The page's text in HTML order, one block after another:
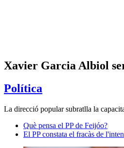
Xavier Garcia Albiol
Política
La direcció popular subratlla la
Què pensa el PP de Feijóo?
El PP constata el fracàs de